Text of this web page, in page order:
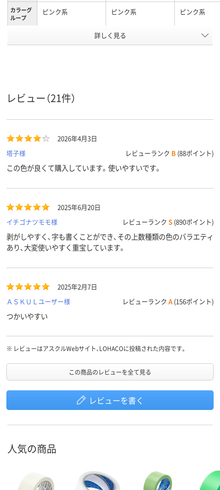
カラーグ
ループ
ピンク系 ピンク系 ピンク系
10 10
詳しく見る
レビュー（21件）
2026年4月3日
塔子様
レビューランク B (88ポイント)
この色が良くて購入しています。使いやすいです。
2025年6月20日
イチゴナツモモ様
レビューランク S (890ポイント)
剥がしやすく、字も書くことができ、その上数種類の色のバラエティ
あり、大変使いやすく重宝しています。
2025年2月7日
ＡＳＫＵＬユーザー様
レビューランク A (156ポイント)
つかいやすい
※ レビューはアスクルWebサイト、LOHACOに投稿された内容です。
この商品のレビューを全て見る
レビューを書く
人気の商品